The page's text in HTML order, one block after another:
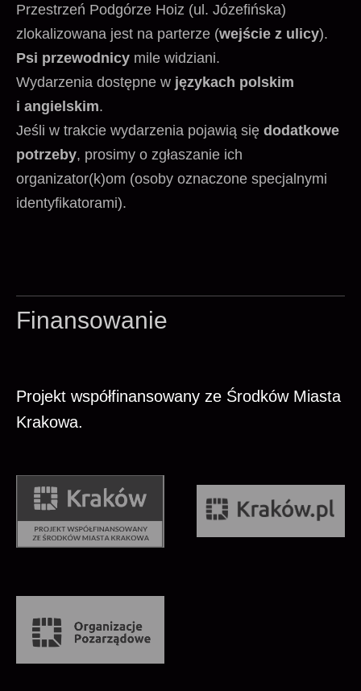
Przestrzeń Podgórze Hoiz (ul. Józefińska)
zlokalizowana jest na parterze (wejście z ulicy).
Psi przewodnicy mile widziani.
Wydarzenia dostępne w językach polskim
i angielskim.
Jeśli w trakcie wydarzenia pojawią się dodatkowe
potrzeby, prosimy o zgłaszanie ich
organizator(k)om (osoby oznaczone specjalnymi
identyfikatorami).
Finansowanie
Projekt współfinansowany ze Środków Miasta
Krakowa.